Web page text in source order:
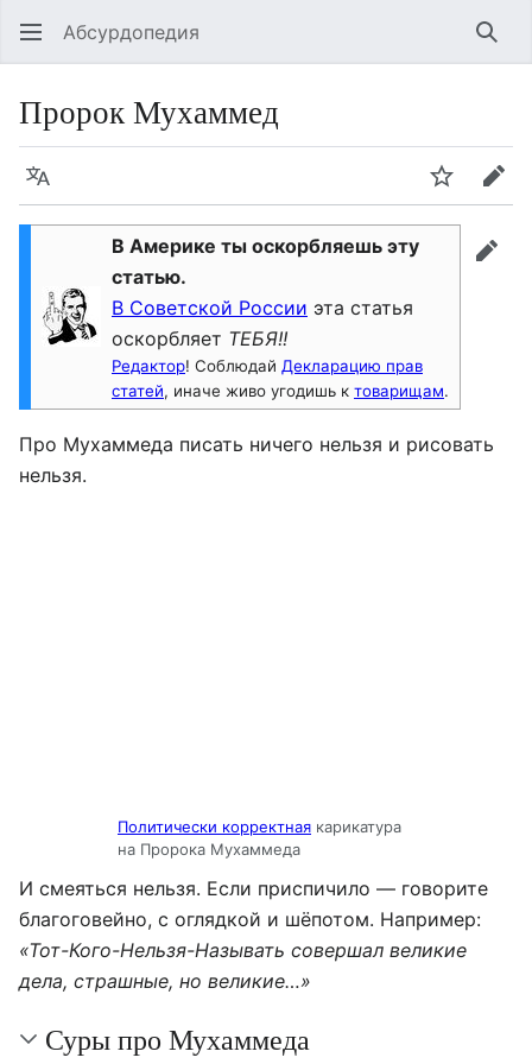
Абсурдопедия
Пророк Мухаммед
Язык
В Америке ты оскорбляешь эту
статью.
В Советской России эта статья
оскорбляет ТЕБЯ!!
Редактор! Соблюдай Декларацию прав
статей, иначе живо угодишь к товарищам.
Про Мухаммеда писать ничего нельзя и рисовать
нельзя.
Политически корректная карикатура
на Пророка Мухаммеда
И смеяться нельзя. Если приспичило — говорите
благоговейно, с оглядкой и шёпотом. Например:
«Тот-Кого-Нельзя-Называть совершал великие
дела, страшные, но великие…»
Суры про Мухаммеда